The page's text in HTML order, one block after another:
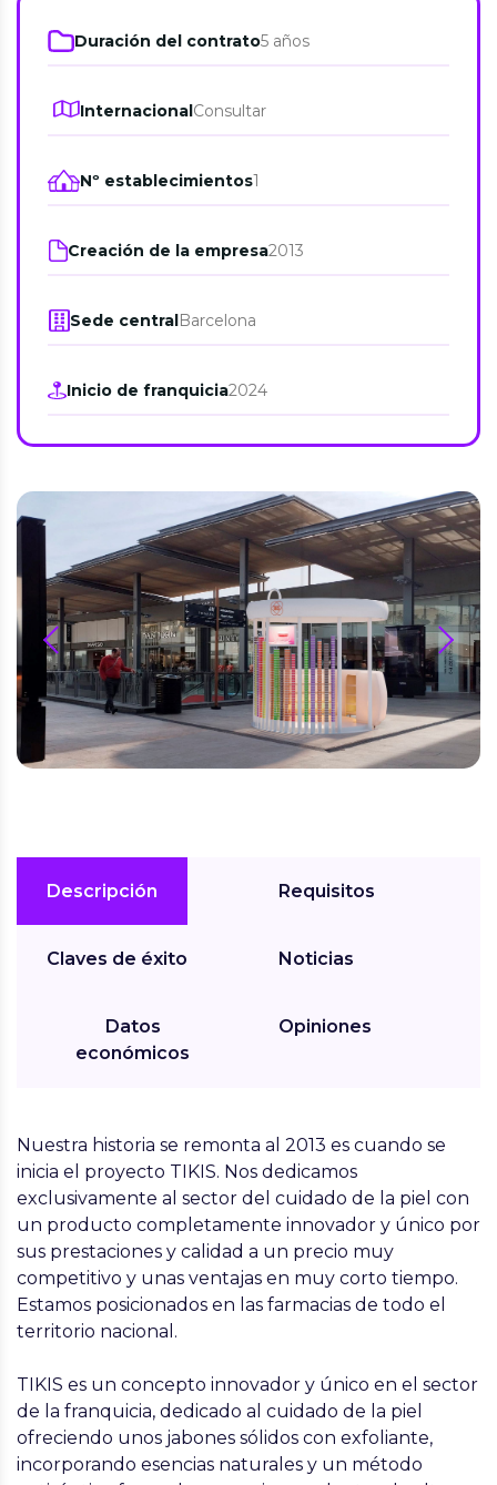
Duración del contrato5 años
InternacionalConsultar
Nº establecimientos1
Creación de la empresa2013
Sede centralBarcelona
Inicio de franquicia2024
prev next
Descripción
Claves de éxito
Datos
económicos
Requisitos
Noticias
Opiniones
Nuestra historia se remonta al 2013 es cuando se
inicia el proyecto TIKIS. Nos dedicamos
exclusivamente al sector del cuidado de la piel con
un producto completamente innovador y único por
sus prestaciones y calidad a un precio muy
competitivo y unas ventajas en muy corto tiempo.
Estamos posicionados en las farmacias de todo el
territorio nacional.
TIKIS es un concepto innovador y único en el sector
de la franquicia, dedicado al cuidado de la piel
ofreciendo unos jabones sólidos con exfoliante,
incorporando esencias naturales y un método